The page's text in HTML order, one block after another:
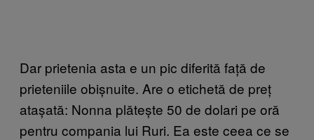
Dar prietenia asta e un pic diferită față de
prieteniile obișnuite. Are o etichetă de preț
atașată: Nonna plătește 50 de dolari pe oră
pentru compania lui Ruri. Ea este ceea ce se